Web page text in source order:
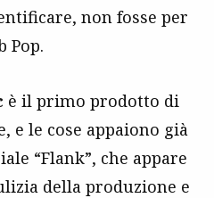
non fosse per
Pop.
è il primo prodotto di
e le cose appaiono già
“Flank”, che appare
della produzione e